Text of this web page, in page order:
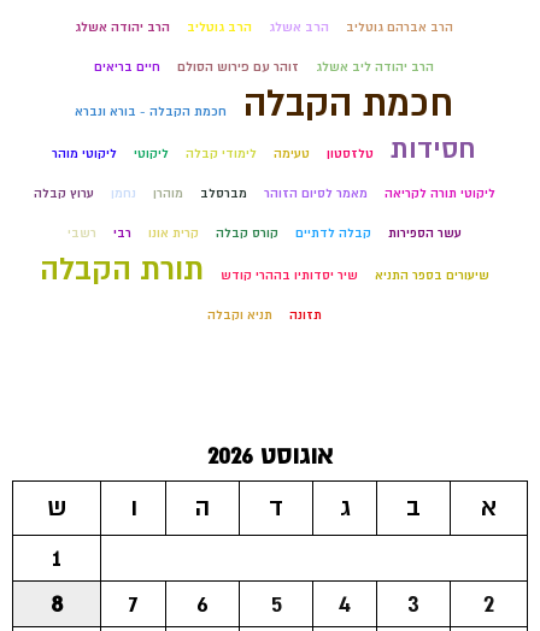
הרב אברהם גוטליב הרב אשלג הרב גוטליב הרב יהודה אשלג
הרב יהודה ליב אשלג זוהר עם פירוש הסולם חיים בריאים
חכמת הקבלה חכמת הקבלה - בורא ונברא
חסידות טלזסטון טעימה לימודי קבלה ליקוטי ליקוטי מוהר
ליקוטי תורה לקריאה מאמר לסיום הזוהר מברסלב מוהרן נחמן ערוץ קבלה
עשר הספירות קבלה לדתיים קורס קבלה קרית אונו רבי רשבי
שיעורים בספר התניא שיר יסדותיו בההרי קודש תורת הקבלה
תזונה תניא וקבלה
אוגוסט 2026
א
ב ג ד ה ו
ש
1
2
3
4
5
6
7
8